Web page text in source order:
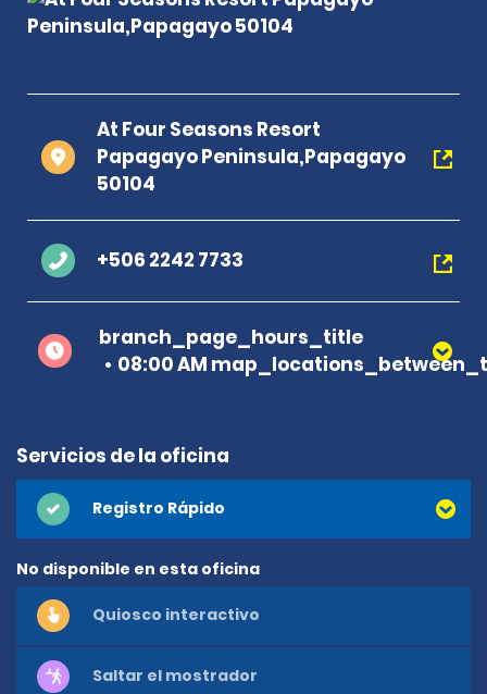
At Four Seasons Resort
Papagayo Peninsula,Papagayo
50104
+506 2242 7733
branch_page_hours_title
08:00 AM
Servicios de la oficina
Registro Rápido
No disponible en esta oficina
Quiosco interactivo
Saltar el mostrador